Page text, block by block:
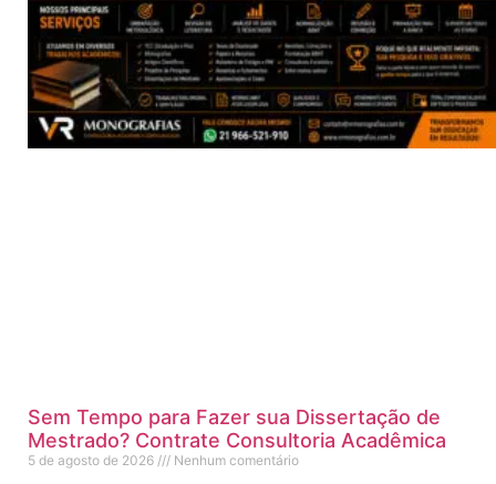
Sem Tempo para Fazer sua Dissertação de
Mestrado? Contrate Consultoria Acadêmica
5 de agosto de 2026 Nenhum comentário